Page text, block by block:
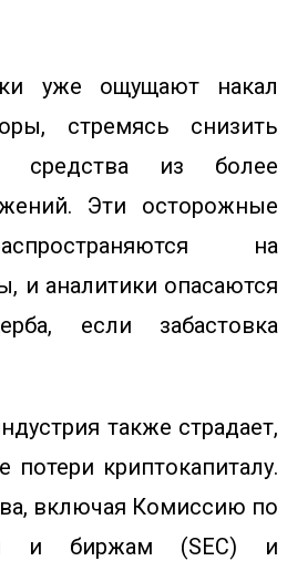
уже ощущают накал
стремясь снизить
средства из более
Эти осторожные
на
и аналитики опасаются
если забастовка
также страдает,
потери криптокапиталу.
включая Комиссию по
и биржам (SEC) и